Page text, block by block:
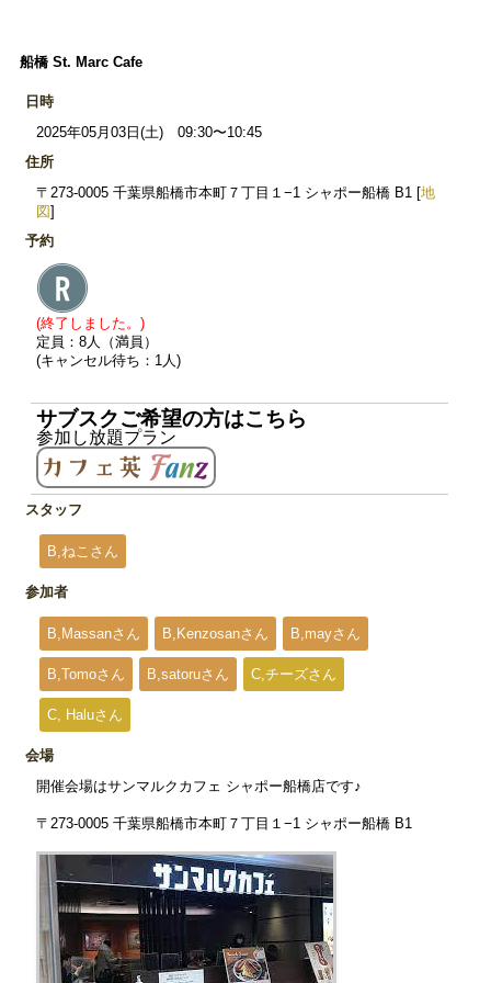
船橋 St. Marc Cafe
日時
2025年05月03日(土) 09:30〜10:45
住所
〒273-0005 千葉県船橋市本町７丁目１−1 シャポー船橋 B1 [地
図]
予約
(終了しました。)
定員：8人（満員）
(キャンセル待ち：1人)
サブスクご希望の方はこちら
参加し放題プラン
スタッフ
B,ねこさん
参加者
B,Massanさん B,Kenzosanさん B,mayさん
B,Tomoさん B,satoruさん C,チーズさん
C, Haluさん
会場
開催会場はサンマルクカフェ シャポー船橋店です♪
〒273-0005 千葉県船橋市本町７丁目１−1 シャポー船橋 B1